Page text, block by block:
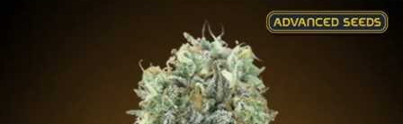
desde
9,00 €
hasta